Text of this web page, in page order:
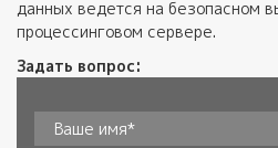
данных ведется на безопасном
процессинговом сервере.
Задать вопрос: